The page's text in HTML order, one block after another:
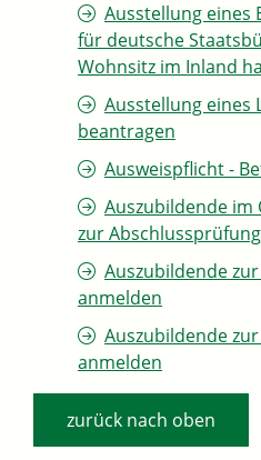
Ausstellung eines
für deutsche
Wohnsitz im Inland
Ausstellung eines
beantragen
Ausweispflicht -
Auszubildende im
zur
Auszubildende
anmelden
Auszubildende
anmelden
zurück nach oben